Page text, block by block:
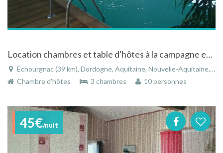
Location chambres et table d'hôtes à la campagne en Dordogne
Échourgnac (39 km), Dordogne, Aquitaine, Nouvelle-Aquitaine, France
Chambre d'hôtes
3 chambres 10 personnes
45€/nuit